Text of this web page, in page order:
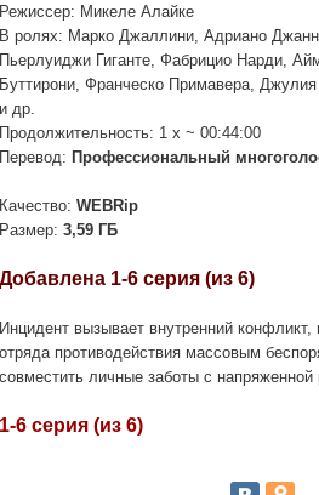
Режиссер: Микеле Алайке
В ролях: Марко Джаллини, Адриано
Пьерлуиджи Гиганте, Фабрицио Нарди,
Буттирони, Франческо Примавера,
и др.
Продолжительность: 1 x ~ 00:44:00
Перевод: Профессиональный
Качество: WEBRip
Размер: 3,59 ГБ
Добавлена 1-6 серия (из 6)
Инцидент вызывает внутренний
отряда противодействия массовым
совместить личные заботы с напряженной
1-6 серия (из 6)